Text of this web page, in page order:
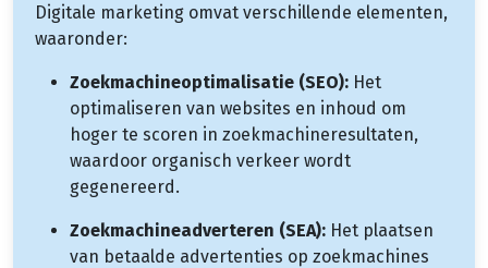
Digitale marketing omvat verschillende elementen,
waaronder:
Zoekmachineoptimalisatie (SEO): Het
optimaliseren van websites en inhoud om
hoger te scoren in zoekmachineresultaten,
waardoor organisch verkeer wordt
gegenereerd.
Zoekmachineadverteren (SEA): Het plaatsen
van betaalde advertenties op zoekmachines